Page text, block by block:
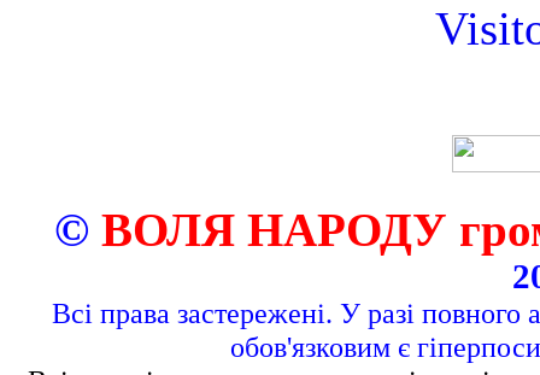
© ВОЛЯ НАРОДУ
Всі права застережені. У разі повного
обов'язковим є